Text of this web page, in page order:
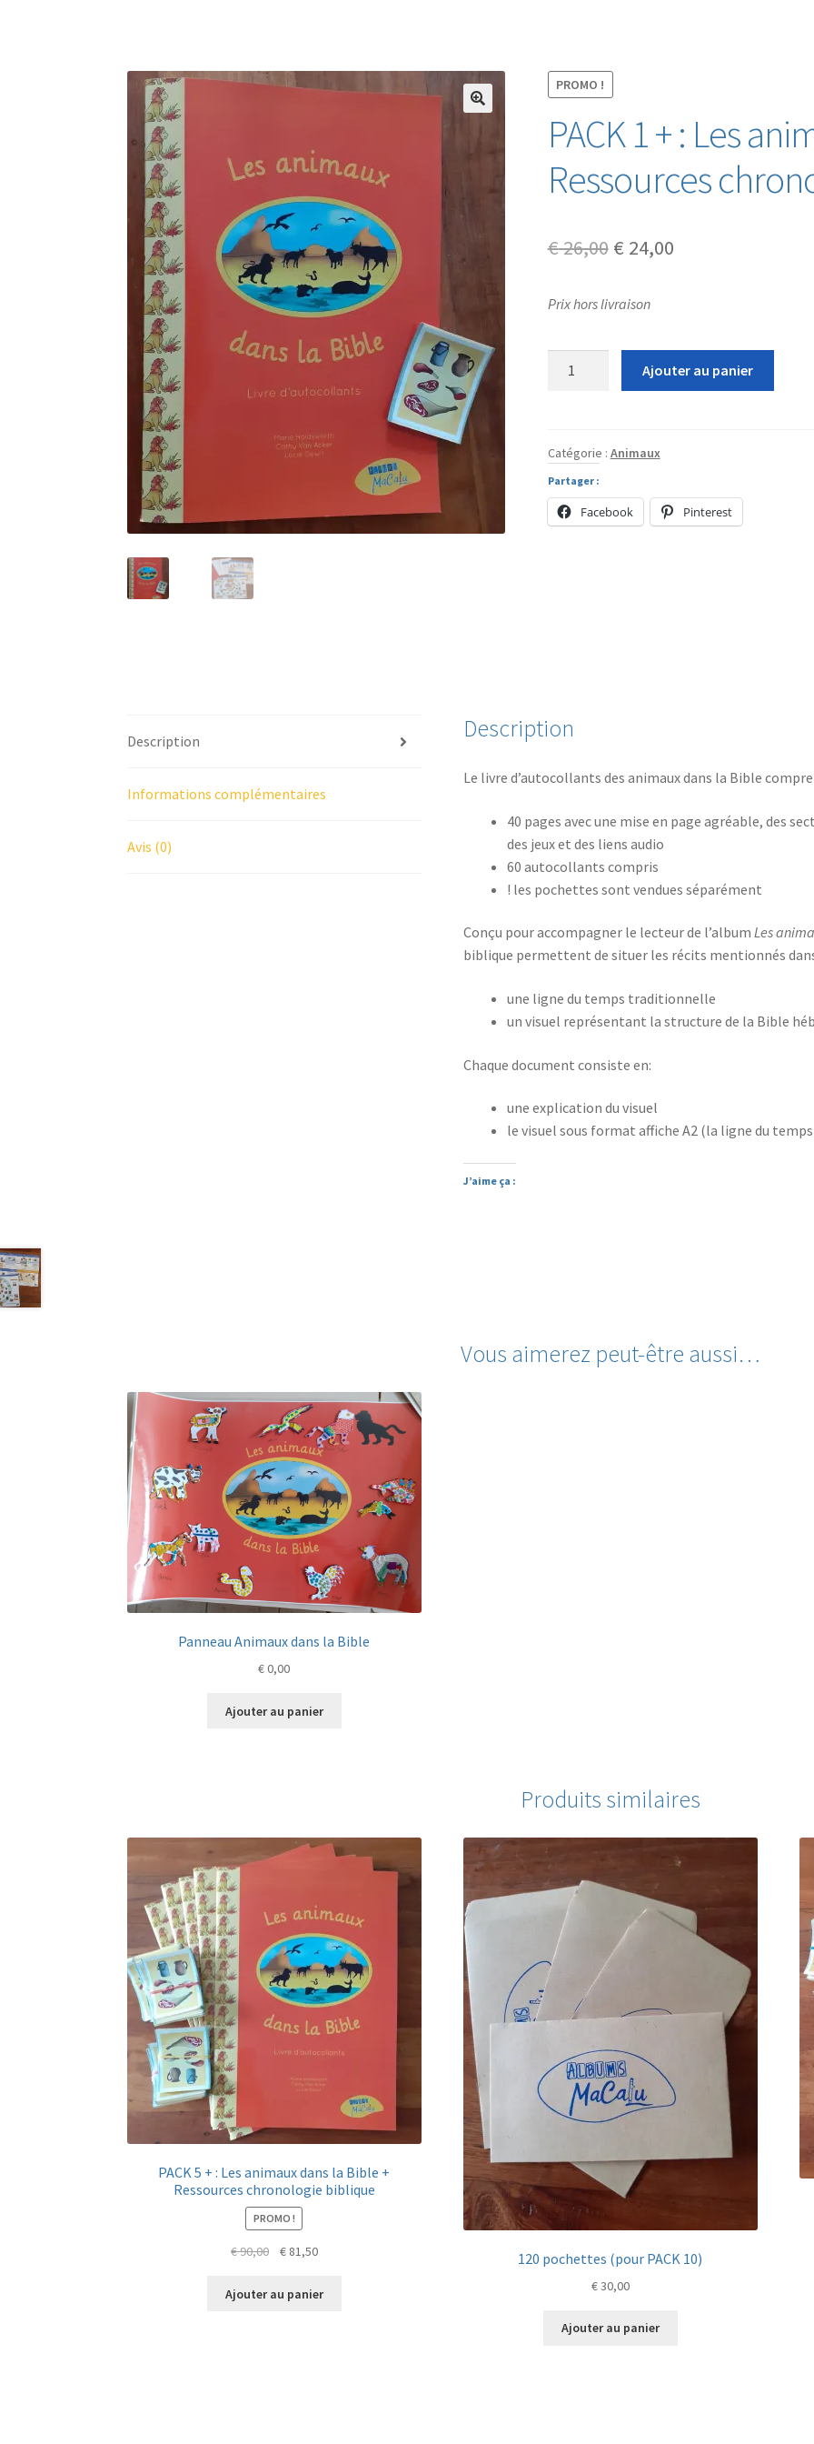
PROMO !
PACK 1 + : Les
Ressources
€26,00 Le
initial
était :
€ 26,00.
€ 24,00Le
est :
€ 24,00.
Prix hors livraison
+
:
Les
animaux
Ajouter au panier
Catégorie : Animaux
Partager :
Facebook Pinterest
Description
Informations complémentaires
Avis (0)
Description
Le livre d’autocollants des animaux dans la Bible
40 pages avec une mise en page agréable, des
des jeux et des liens audio
60 autocollants compris
! les pochettes sont vendues séparément
Conçu pour accompagner le lecteur de l’albumLes
biblique permettent de situer les récits mentionnés
une ligne du temps traditionnelle
un visuel représentant la structure de la Bible
Chaque document consiste en:
une explication du visuel
le visuel sous format affiche A2 (la ligne du
J’aime ça :
Vous aimerez peut-être aussi…
Panneau Animaux dans la Bible
€0,00
Ajouter au panier
Produits similaires
PACK 5 + : Les animaux dans la Bible +
Ressources chronologie biblique
PROMO !
€90,00
Le
initial
€81,50Le
actuel
Ajouter au panier
120 pochettes (pour PACK 10)
€30,00
Ajouter au panier